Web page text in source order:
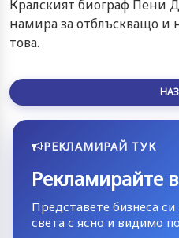
Кралският биограф Пени
намира за отблъскващо и
това.
РЕКЛАМИРАЙ ТУК
Рекламирайте
Представете бизнеса
света с ясно и видимо